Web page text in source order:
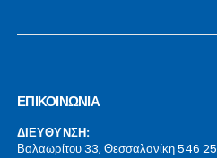
ΕΠΙΚΟΙΝΩΝΙΑ
ΔΙΕΥΘΥΝΣΗ:
Βαλαωρίτου 33, Θεσσαλονίκη 546 25